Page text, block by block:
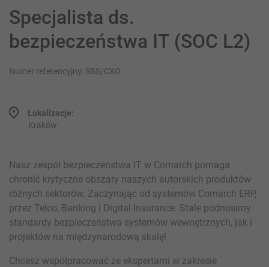
Specjalista ds.
bezpieczeństwa IT (SOC L2)
Numer referencyjny: SBS/CXO
Lokalizacje:
Kraków
Nasz zespół bezpieczeństwa IT w Comarch pomaga
chronić krytyczne obszary naszych autorskich produktów
różnych sektorów. Zaczynając od systemów Comarch ERP,
przez Telco, Banking i Digital Insurance. Stale podnosimy
standardy bezpieczeństwa systemów wewnętrznych, jak i
projektów na międzynarodową skalę!
Chcesz współpracować ze ekspertami w zakresie